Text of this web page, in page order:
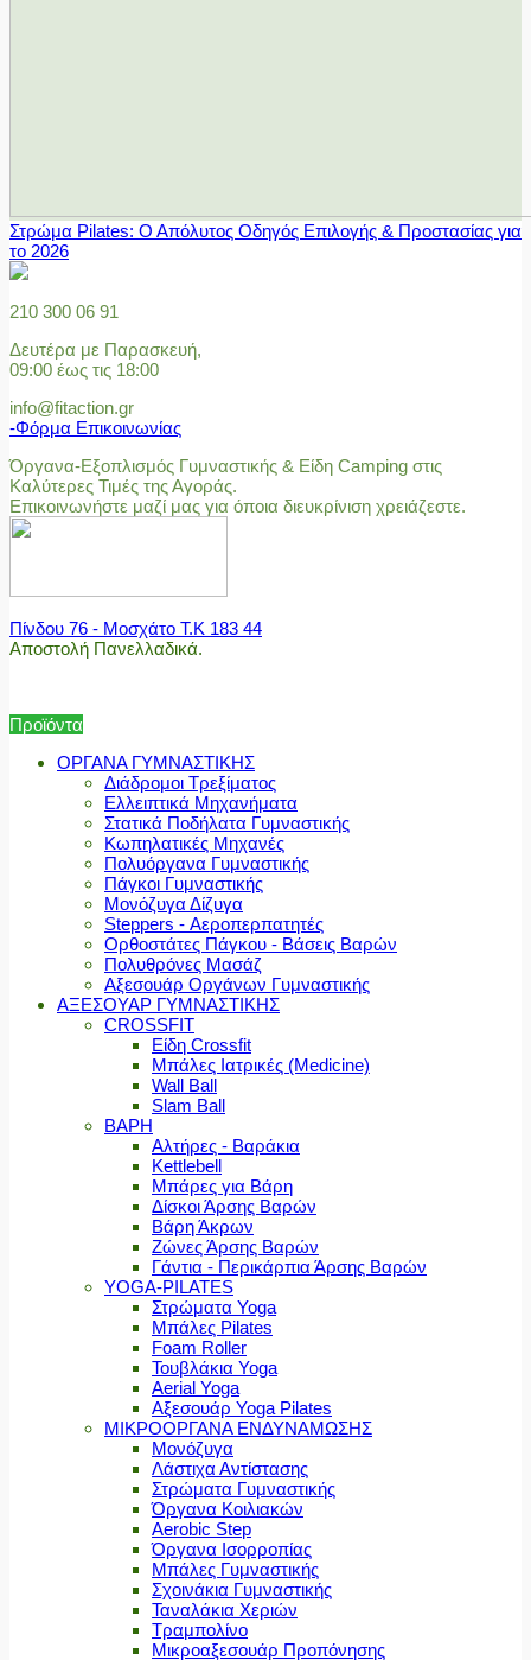
Στρώμα Pilates: Ο Απόλυτος Οδηγός Επιλογής & Προστασίας για
το 2026
210 300 06 91
Δευτέρα με Παρασκευή,
09:00 έως τις 18:00
info@fitaction.gr
-Φόρμα Επικοινωνίας
Όργανα-Εξοπλισμός Γυμναστικής & Είδη Camping στις
Καλύτερες Τιμές της Αγοράς.
Επικοινωνήστε μαζί μας για όποια διευκρίνιση χρειάζεστε.
Πίνδου 76 - Μοσχάτο Τ.Κ 183 44
Αποστολή Πανελλαδικά.
Προϊόντα
ΟΡΓΑΝΑ ΓΥΜΝΑΣΤΙΚΗΣ
Διάδρομοι Τρεξίματος
Ελλειπτικά Μηχανήματα
Στατικά Ποδήλατα Γυμναστικής
Κωπηλατικές Μηχανές
Πολυόργανα Γυμναστικής
Πάγκοι Γυμναστικής
Μονόζυγα Δίζυγα
Steppers - Αεροπερπατητές
Ορθοστάτες Πάγκου - Βάσεις Βαρών
Πολυθρόνες Μασάζ
Αξεσουάρ Οργάνων Γυμναστικής
ΑΞΕΣΟΥΑΡ ΓΥΜΝΑΣΤΙΚΗΣ
CROSSFIT
Είδη Crossfit
Μπάλες Ιατρικές (Medicine)
Wall Ball
Slam Ball
ΒΑΡΗ
Αλτήρες - Βαράκια
Kettlebell
Μπάρες για Βάρη
Δίσκοι Άρσης Βαρών
Βάρη Άκρων
Ζώνες Άρσης Βαρών
Γάντια - Περικάρπια Άρσης Βαρών
YOGA-PILATES
Στρώματα Yoga
Μπάλες Pilates
Foam Roller
Τουβλάκια Yoga
Aerial Yoga
Αξεσουάρ Yoga Pilates
ΜΙΚΡΟΟΡΓΑΝΑ ΕΝΔΥΝΑΜΩΣΗΣ
Μονόζυγα
Λάστιχα Αντίστασης
Στρώματα Γυμναστικής
Όργανα Κοιλιακών
Aerobic Step
Όργανα Ισορροπίας
Μπάλες Γυμναστικής
Σχοινάκια Γυμναστικής
Ταναλάκια Χεριών
Τραμπολίνο
Μικροαξεσουάρ Προπόνησης